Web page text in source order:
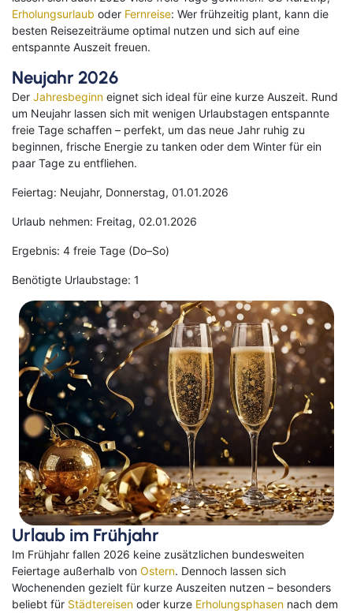
Erholungsurlaub oder Fernreise: Wer frühzeitig plant, kann die
besten Reisezeiträume optimal nutzen und sich auf eine
entspannte Auszeit freuen.
Neujahr 2026
Der Jahresbeginn eignet sich ideal für eine kurze Auszeit. Rund
um Neujahr lassen sich mit wenigen Urlaubstagen entspannte
freie Tage schaffen – perfekt, um das neue Jahr ruhig zu
beginnen, frische Energie zu tanken oder dem Winter für ein
paar Tage zu entfliehen.
Feiertag: Neujahr, Donnerstag, 01.01.2026
Urlaub nehmen: Freitag, 02.01.2026
Ergebnis: 4 freie Tage (Do–So)
Benötigte Urlaubstage: 1
Urlaub im Frühjahr
Im Frühjahr fallen 2026 keine zusätzlichen bundesweiten
Feiertage außerhalb von Ostern. Dennoch lassen sich
Wochenenden gezielt für kurze Auszeiten nutzen – besonders
beliebt für Städtereisen oder kurze Erholungsphasen nach dem